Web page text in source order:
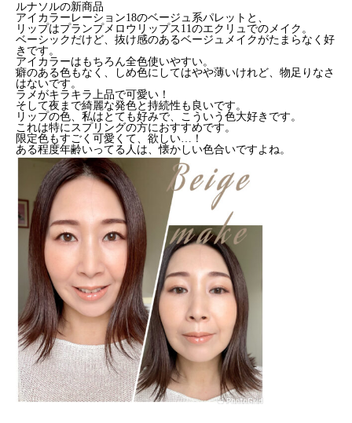
ルナソルの新商品
アイカラーレーション18のベージュ系パレットと、
リップはプランプメロウリップス11のエクリュでのメイク。
ベーシックだけど、抜け感のあるベージュメイクがたまらなく好
きです。
アイカラーはもちろん全色使いやすい。
癖のある色もなく、しめ色にしてはやや薄いけれど、物足りなさ
はないです。
ラメがキラキラ上品で可愛い！
そして夜まで綺麗な発色と持続性も良いです。
リップの色、私はとても好みで、こういう色大好きです。
これは特にスプリングの方におすすめです。
限定色もすごく可愛くて、欲しい…！
ある程度年齢いってる人は、懐かしい色合いですよね。